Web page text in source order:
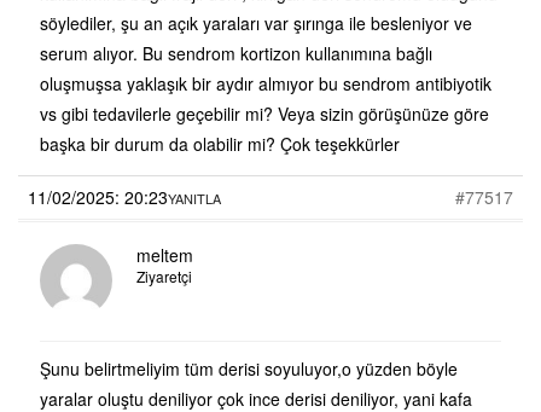
söylediler, şu an açık yaraları var şırınga ile besleniyor ve
serum alıyor. Bu sendrom kortizon kullanımına bağlı
oluşmuşsa yaklaşık bir aydır almıyor bu sendrom antibiyotik
vs gibi tedavilerle geçebilir mi? Veya sizin görüşünüze göre
başka bir durum da olabilir mi? Çok teşekkürler
11/02/2025: 20:23 #77517
YANITLA
meltem
Ziyaretçi
Şunu belirtmeliyim tüm derisi soyuluyor,o yüzden böyle
yaralar oluştu deniliyor çok ince derisi deniliyor, yani kafa